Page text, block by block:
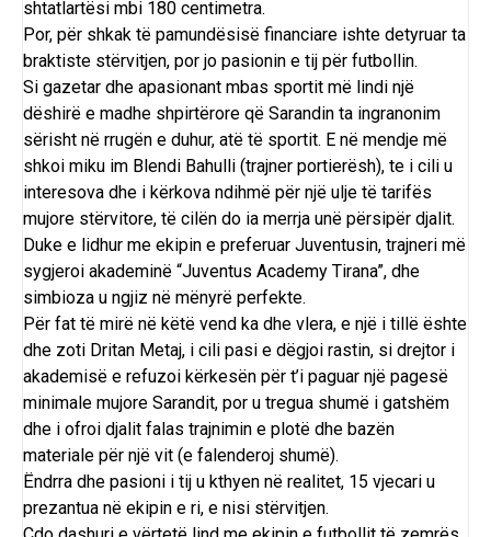
shtatlartësi mbi 180 centimetra.
Por, për shkak të pamundësisë financiare ishte detyruar ta
braktiste stërvitjen, por jo pasionin e tij për futbollin.
Si gazetar dhe apasionant mbas sportit më lindi një
dëshirë e madhe shpirtërore që Sarandin ta ingranonim
sërisht në rrugën e duhur, atë të sportit. E në mendje më
shkoi miku im Blendi Bahulli (trajner portierësh), te i cili u
interesova dhe i kërkova ndihmë për një ulje të tarifës
mujore stërvitore, të cilën do ia merrja unë përsipër djalit.
Duke e lidhur me ekipin e preferuar Juventusin, trajneri më
sygjeroi akademinë “Juventus Academy Tirana”, dhe
simbioza u ngjiz në mënyrë perfekte.
Për fat të mirë në këtë vend ka dhe vlera, e një i tillë ështe
dhe zoti Dritan Metaj, i cili pasi e dëgjoi rastin, si drejtor i
akademisë e refuzoi kërkesën për t’i paguar një pagesë
minimale mujore Sarandit, por u tregua shumë i gatshëm
dhe i ofroi djalit falas trajnimin e plotë dhe bazën
materiale për një vit (e falenderoj shumë).
Ëndrra dhe pasioni i tij u kthyen në realitet, 15 vjecari u
prezantua në ekipin e ri, e nisi stërvitjen.